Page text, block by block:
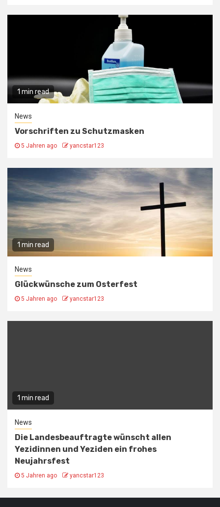
1 min read
News
Vorschriften zu Schutzmasken
5 Jahren ago yancstar123
1 min read
News
Glückwünsche zum Osterfest
5 Jahren ago yancstar123
1 min read
News
Die Landesbeauftragte wünscht allen
Yezidinnen und Yeziden ein frohes
Neujahrsfest
5 Jahren ago yancstar123